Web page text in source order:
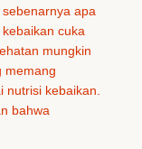
apa
cuka
mungkin
memang
kebaikan.
bahwa